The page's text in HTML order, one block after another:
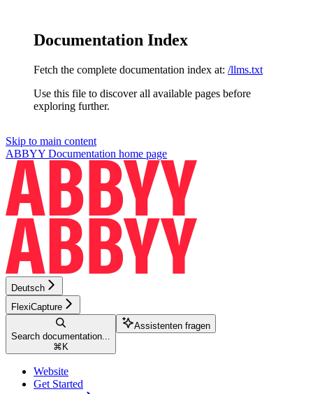
Documentation Index
Fetch the complete documentation index at: /llms.txt
Use this file to discover all available pages before
exploring further.
Skip to main content
ABBYY Documentation home page
Deutsch
FlexiCapture
Search documentation...
⌘ K
Assistenten fragen
Website
Get Started